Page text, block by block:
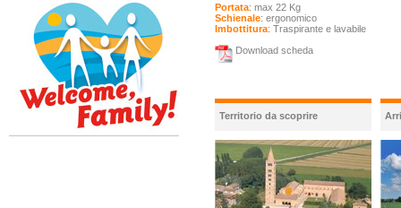
Portata: max 22 Kg
Schienale: ergonomico
Imbottitura: Traspirante e lavabile
Download scheda
Territorio da scoprire